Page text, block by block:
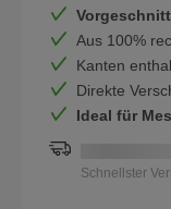
Aus 100%
Kanten
Direkte
Ideal für
Schnellster